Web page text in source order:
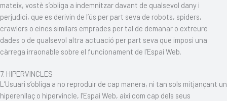
mateix, vostè s’obliga a indemnitzar davant de qualsevol dany i
perjudici, que es derivin de l’ús per part seva de robots, spiders,
crawlers o eines similars emprades per tal de demanar o extreure
dades o de qualsevol altra actuació per part seva que imposi una
càrrega irraonable sobre el funcionament de l’Espai Web.
7. HIPERVINCLES
L’Usuari s’obliga a no reproduir de cap manera, ni tan sols mitjançant un
hiperenllaç o hipervincle, l’Espai Web, així com cap dels seus